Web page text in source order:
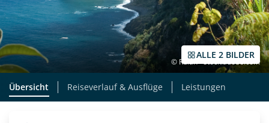
ALLE 2 BILDER
© Rulan - stock.adobe.com
Übersicht Reiseverlauf & Ausflüge Leistungen
Vorname Nachname
E-Mail* Telefon